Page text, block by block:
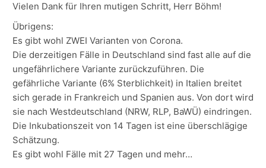
Vielen Dank für Ihren mutigen Schritt, Herr Böhm!
Übrigens:
Es gibt wohl ZWEI Varianten von Corona.
Die derzeitigen Fälle in Deutschland sind fast alle auf die
ungefährlichere Variante zurückzuführen. Die
gefährliche Variante (6% Sterblichkeit) in Italien breitet
sich gerade in Frankreich und Spanien aus. Von dort wird
sie nach Westdeutschland (NRW, RLP, BaWÜ) eindringen.
Die Inkubationszeit von 14 Tagen ist eine überschlägige
Schätzung.
Es gibt wohl Fälle mit 27 Tagen und mehr…